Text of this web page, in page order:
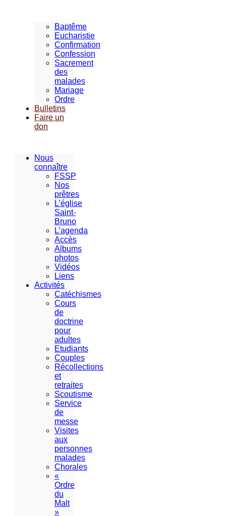
Baptême
Eucharistie
Confirmation
Confession
Sacrement
des
malades
Mariage
Ordre
Bulletins
Faire un
don
Nous
connaître
FSSP
Nos
prêtres
L’église
Saint-
Bruno
L’agenda
Accès
Albums
photos
Vidéos
Liens
Activités
Catéchismes
Cours
de
doctrine
pour
adultes
Etudiants
Couples
Récollections
et
retraites
Scoutisme
Service
de
messe
Visites
aux
personnes
malades
Chorales
«
Ordre
du
Malt
»